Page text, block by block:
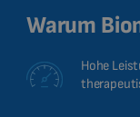
Warum
Hohe